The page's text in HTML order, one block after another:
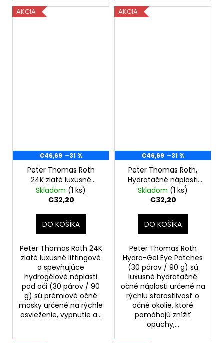
AKCIA
€46,69 –31 %
Peter Thomas Roth
24K zlaté luxusné
liftingové a
spevňujúce
pod oči (30 párov)
90g-bez krabičky
Skladom (1 ks)
€32,20
DO KOŠÍKA
Peter Thomas Roth 24K
zlaté luxusné liftingové
a spevňujúce
hydrogélové náplasti
pod oči (30 párov / 90
g) sú prémiové očné
masky určené na rýchle
osvieženie, vypnutie a...
AKCIA
€46,69 –31 %
Peter Thomas Roth,
Hydratačné náplasti
na kontúry očí (30
parov) 90g-bez
Skladom (1 ks)
€32,20
DO KOŠÍKA
Peter Thomas Roth
Hydra-Gel Eye Patches
(30 párov / 90 g) sú
luxusné hydratačné
očné náplasti určené na
rýchlu starostlivosť o
očné okolie, ktoré
pomáhajú znížiť
opuchy,...